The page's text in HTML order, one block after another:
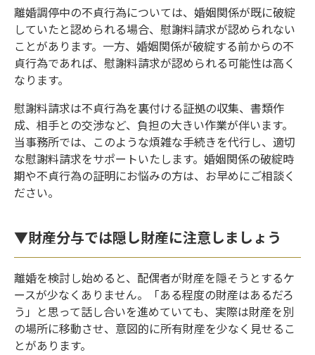
離婚調停中の不貞行為については、婚姻関係が既に破綻
していたと認められる場合、慰謝料請求が認められない
ことがあります。一方、婚姻関係が破綻する前からの不
貞行為であれば、慰謝料請求が認められる可能性は高く
なります。
慰謝料請求は不貞行為を裏付ける証拠の収集、書類作
成、相手との交渉など、負担の大きい作業が伴います。
当事務所では、このような煩雑な手続きを代行し、適切
な慰謝料請求をサポートいたします。婚姻関係の破綻時
期や不貞行為の証明にお悩みの方は、お早めにご相談く
ださい。
▼財産分与では隠し財産に注意しましょう
離婚を検討し始めると、配偶者が財産を隠そうとするケ
ースが少なくありません。「ある程度の財産はあるだろ
う」と思って話し合いを進めていても、実際は財産を別
の場所に移動させ、意図的に所有財産を少なく見せるこ
とがあります。